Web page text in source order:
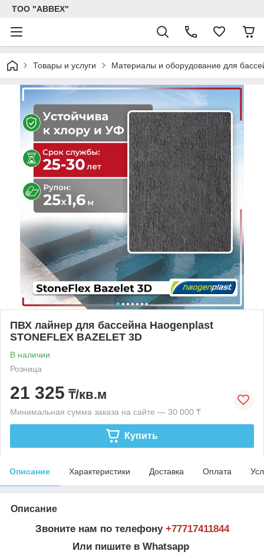
ТОО "ABBEX"
Товары и услуги Материалы и оборудование для
ПВХ лайнер для бассейна Haogenplast
STONEFLEX BAZELET 3D
В наличии
Розница
21 325 ₸/кв.м
Минимальная сумма заказа на сайте — 30 000 ₸
Купить
Описание Характеристики Доставка Оплата
Описание
Звоните нам по телефону +77717411844
Или пишите в Whatsapp